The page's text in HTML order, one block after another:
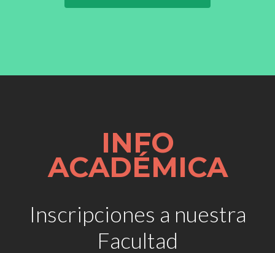
INFO
ACADÉMICA
Inscripciones a nuestra
Facultad